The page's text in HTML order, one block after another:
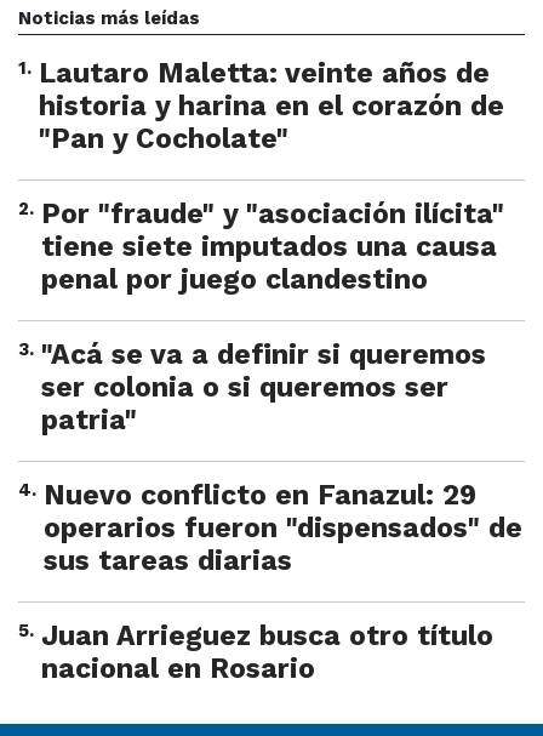
Noticias más leídas
1. Lautaro Maletta: veinte años de
historia y harina en el corazón de
"Pan y Cocholate"
2. Por "fraude" y "asociación ilícita"
tiene siete imputados una causa
penal por juego clandestino
3. "Acá se va a definir si queremos
ser colonia o si queremos ser
patria"
4. Nuevo conflicto en Fanazul: 29
operarios fueron "dispensados" de
sus tareas diarias
5. Juan Arrieguez busca otro título
nacional en Rosario